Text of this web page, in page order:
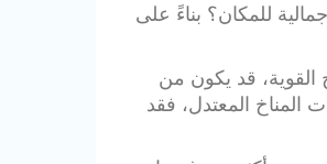
للمكان؟ بناءً على
القوية، قد يكون من
المعتدل، فقد